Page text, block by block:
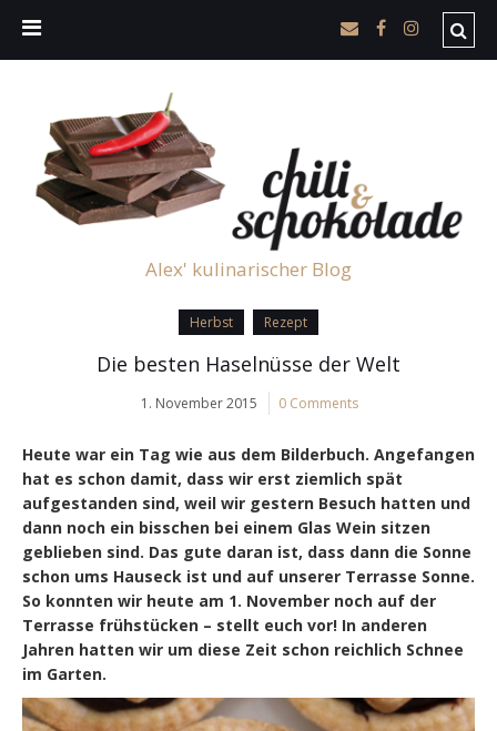
Alex' kulinarischer Blog
Herbst Rezept
Die besten Haselnüsse der Welt
1. November 2015 0 Comments
Heute war ein Tag wie aus dem Bilderbuch. Angefangen
hat es schon damit, dass wir erst ziemlich spät
aufgestanden sind, weil wir gestern Besuch hatten und
dann noch ein bisschen bei einem Glas Wein sitzen
geblieben sind. Das gute daran ist, dass dann die Sonne
schon ums Hauseck ist und auf unserer Terrasse Sonne.
So konnten wir heute am 1. November noch auf der
Terrasse frühstücken – stellt euch vor! In anderen
Jahren hatten wir um diese Zeit schon reichlich Schnee
im Garten.